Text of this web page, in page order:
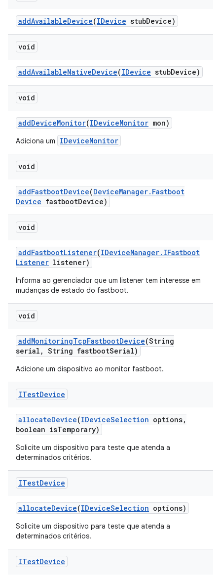
addAvailableDevice(IDevice stubDevice)
void
addAvailableNativeDevice(IDevice stubDevice)
void
addDeviceMonitor(IDeviceMonitor mon)
Adiciona um IDeviceMonitor
void
addFastbootDevice(DeviceManager. Fastboot
Device fastbootDevice)
void
addFastbootListener(IDeviceManager. IFastboot
Listener listener)
Informa ao gerenciador que um listener tem interesse em
mudanças de estado do fastboot.
void
addMonitoringTcpFastbootDevice(String
serial , String fastbootSerial)
Adicione um dispositivo ao monitor fastboot.
ITestDevice
allocateDevice(IDeviceSelection options,
boolean isTemporary)
Solicite um dispositivo para teste que atenda a
determinados critérios.
ITestDevice
allocateDevice(IDeviceSelection options)
Solicite um dispositivo para teste que atenda a
determinados critérios.
ITestDevice